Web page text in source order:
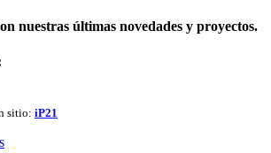
nuestras últimas novedades y proyectos.
sitio: iP21